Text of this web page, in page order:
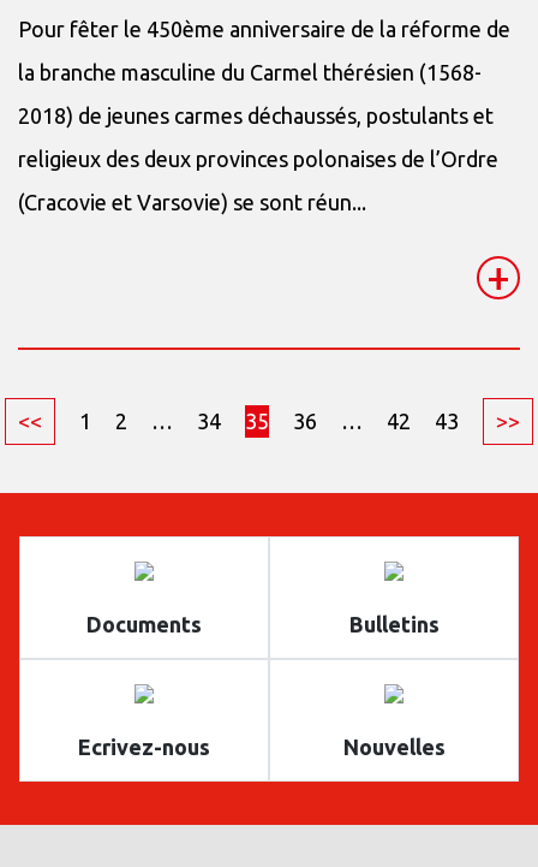
Pour fêter le 450ème anniversaire de la réforme de
la branche masculine du Carmel thérésien (1568-
2018) de jeunes carmes déchaussés, postulants et
religieux des deux provinces polonaises de l’Ordre
(Cracovie et Varsovie) se sont réun...
+
<< 1 2 … 34 35 36 … 42 43 >>
Documents Bulletins
Ecrivez-nous Nouvelles